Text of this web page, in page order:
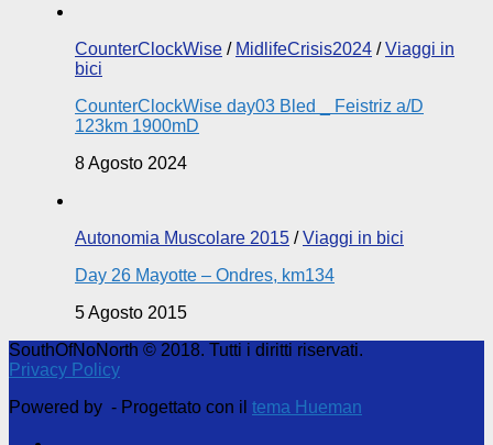
CounterClockWise / MidlifeCrisis2024 /Viaggi in
bici
CounterClockWise day03 Bled _ Feistriz a/D
123km 1900mD
8 Agosto 2024
Autonomia Muscolare 2015 /Viaggi in bici
Day 26 Mayotte – Ondres, km134
5 Agosto 2015
SouthOfNoNorth © 2018. Tutti i diritti riservati.
Privacy Policy
Powered by - Progettato con il tema Hueman